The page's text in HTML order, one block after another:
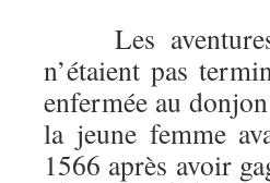
Les aventures
n’étaient pas
enfermée au
la jeune femme
1566 après avoir